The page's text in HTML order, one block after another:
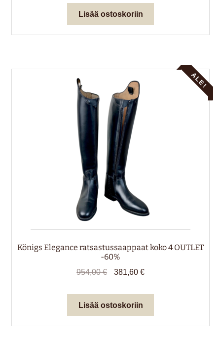
oli:
632,00 €.
on:
Lisää ostoskoriin
Königs Elegance ratsastussaappaat koko 4 OUTLET
-60%
ALE!
954,00€
Alkuperäinen
oli:
954,00 €.
381,60 €Nykyinen
on:
Lisää ostoskoriin